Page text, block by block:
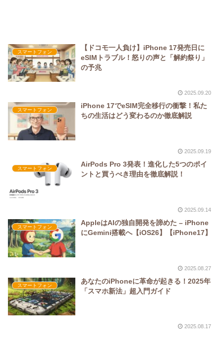
スマートフォン
【ドコモ一人負け】iPhone 17発売日に
eSIMトラブル！怒りの声と「解約祭り」
の予兆
2025.09.20
スマートフォン
iPhone 17でeSIM完全移行の衝撃！私た
ちの生活はどう変わるのか徹底解説
2025.09.19
スマートフォン
AirPods Pro 3発表！進化した5つのポイ
ントと買うべき理由を徹底解説！
2025.09.14
スマートフォン
AppleはAIの独自開発を諦めた – iPhone
にGemini搭載へ【iOS26】【iPhone17】
2025.08.27
スマートフォン
あなたのiPhoneに革命が起きる！2025年
「スマホ新法」超入門ガイド
2025.08.17